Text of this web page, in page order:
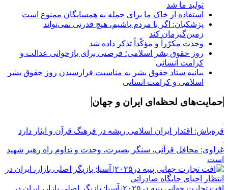
تولید ما شد
استفاده از خاک ما برای حمله به همسایگان ممنوع است
پزشکیان: اگر با مردم باشیم، هیچ قدرتی نمی‌تواند
زمین‌گیرمان کند
وحدت مکرّراً و مؤکّداً تذکر داده شد
روز حقوق بشر اسلامی؛ فرصتی برای بازخوانی عدالت و
کرامت انسانی
بیانیه ستاد حقوق بشر به مناسبت فرارسیدن روز حقوق بشر
اسلامی و کرامت انسانی
حمایت‌های لحظه‌ای ایران و جهان
قره‌باش: اقتدار ایران اسلامی ریشه در فرهنگ قرآن و ایثار دارد
غراوی: محافل قرآنی، سنگر بصیرت، وحدت و تداوم راه رهبر شهید
است